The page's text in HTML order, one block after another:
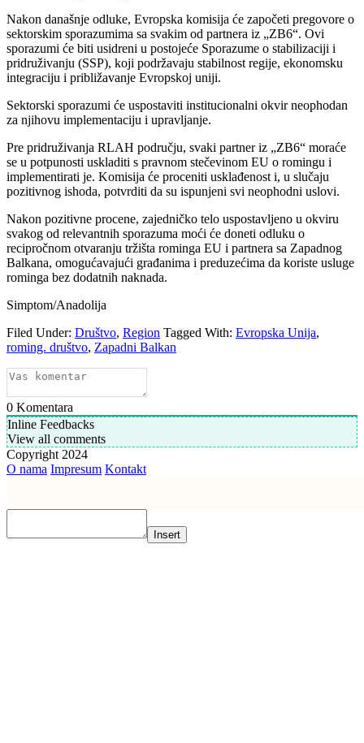
Nakon današnje odluke, Evropska komisija će započeti pregovore o
sektorskim sporazumima sa svakim od partnera iz „ZB6“. Ovi
sporazumi će biti usidreni u postojeće Sporazume o stabilizaciji i
pridruživanju (SSP), koji podržavaju stabilnost regije, ekonomsku
integraciju i približavanje Evropskoj uniji.
Sektorski sporazumi će uspostaviti institucionalni okvir neophodan
za njihovu implementaciju i upravljanje.
Pre pridruživanja RLAH području, svaki partner iz „ZB6“ moraće
se u potpunosti uskladiti s pravnom stečevinom EU o romingu i
implementirati je. Komisija će proceniti usklađenost i, u slučaju
pozitivnog ishoda, potvrditi da su ispunjeni svi neophodni uslovi.
Nakon pozitivne procene, zajedničko telo uspostavljeno u okviru
svakog od relevantnih sporazuma moći će doneti odluku o
recipročnom otvaranju tržišta rominga EU i partnera sa Zapadnog
Balkana, omogućavajući građanima i preduzećima da koriste usluge
rominga bez dodatnih naknada.
Simptom/Anadolija
Filed Under: Društvo, Region Tagged With: Evropska Unija,
roming. društvo, Zapadni Balkan
0 Komentara
Inline Feedbacks
View all comments
Copyright 2024
O nama Impresum Kontakt
Insert